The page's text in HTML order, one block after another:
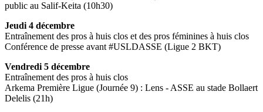
public au Salif-Keita (10h30)
Jeudi 4 décembre
Entraînement des pros à huis clos et des pros féminines à huis clos
Conférence de presse avant #USLDASSE (Ligue 2 BKT)
Vendredi 5 décembre
Entraînement des pros à huis clos
Arkema Première Ligue (Journée 9) : Lens - ASSE au stade Bollaert
Delelis (21h)